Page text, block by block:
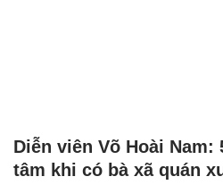
Diễn viên Võ Hoài Nam:
tâm khi có bà xã quán